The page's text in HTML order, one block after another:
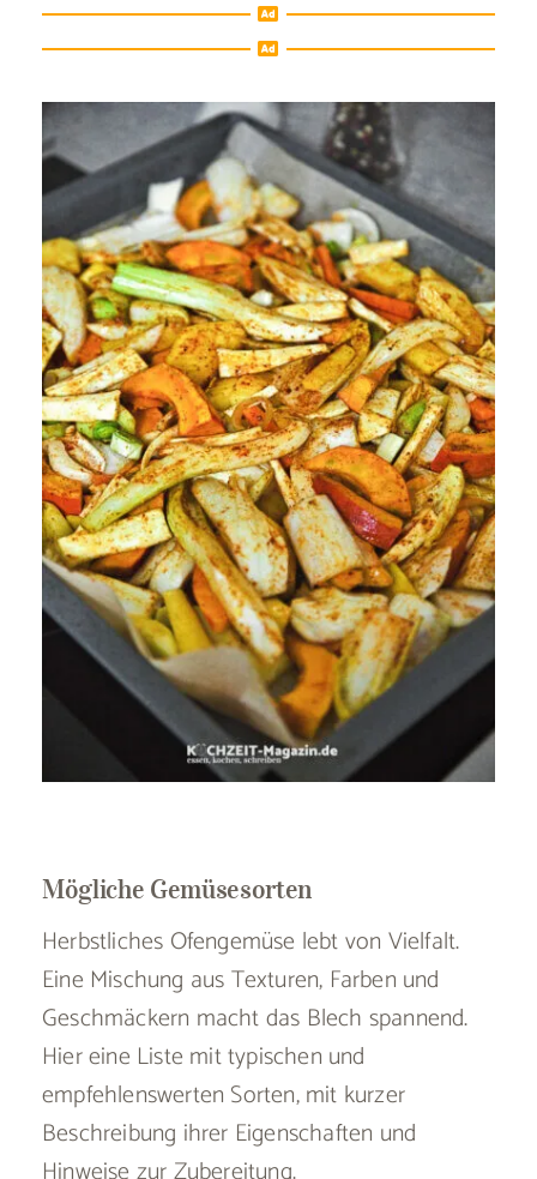
Mögliche Gemüsesorten
Herbstliches Ofengemüse lebt von Vielfalt.
Eine Mischung aus Texturen, Farben und
Geschmäckern macht das Blech spannend.
Hier eine Liste mit typischen und
empfehlenswerten Sorten, mit kurzer
Beschreibung ihrer Eigenschaften und